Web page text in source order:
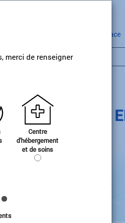
merci de renseigner
Centre
d'hébergement
et de soins
Mon espace